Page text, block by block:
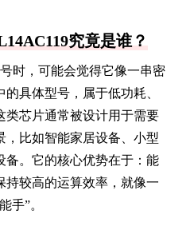
究竟是谁？
时，可能会觉得它像一串密
具体型号，属于低功耗、
类芯片通常被设计用于需要
，比如智能家居设备、小型
备。它的核心优势在于：能
持较高的运算效率，就像一
手”。